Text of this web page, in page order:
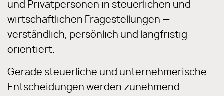
und Privatpersonen in steuerlichen und
wirtschaftlichen Fragestellungen —
verständlich, persönlich und langfristig
orientiert.
Gerade steuerliche und unternehmerische
Entscheidungen werden zunehmend